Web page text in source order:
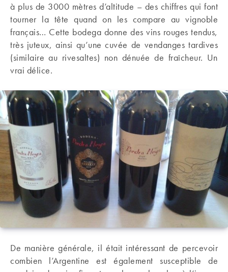
à plus de 3000 mètres d’altitude – des chiffres qui font
tourner la tête quand on les compare au vignoble
français… Cette bodega donne des vins rouges tendus,
très juteux, ainsi qu’une cuvée de vendanges tardives
(similaire au rivesaltes) non dénuée de fraîcheur. Un
vrai délice.
De manière générale, il était intéressant de percevoir
combien l’Argentine est également susceptible de